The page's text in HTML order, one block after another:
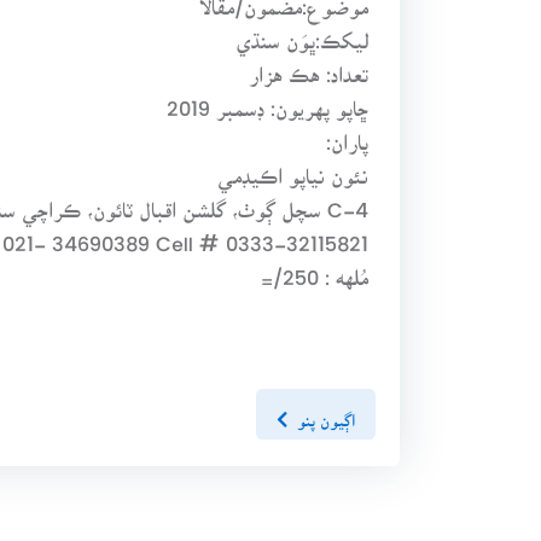
ليکڪ:ڀوَن سنڌي
تعداد: هڪ هزار
ڇاپو پهريون: ڊسمبر 2019
پاران:
نئون نياپو اڪيڊمي
34690389 Cell # 0333-32115821
مُلهه : 250/=
اڳيون پنو